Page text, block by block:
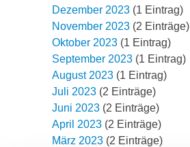
Dezember 2023 (1 Eintrag)
November 2023 (2 Einträge)
Oktober 2023 (1 Eintrag)
September 2023 (1 Eintrag)
August 2023 (1 Eintrag)
Juli 2023 (2 Einträge)
Juni 2023 (2 Einträge)
April 2023 (2 Einträge)
März 2023 (2 Einträge)